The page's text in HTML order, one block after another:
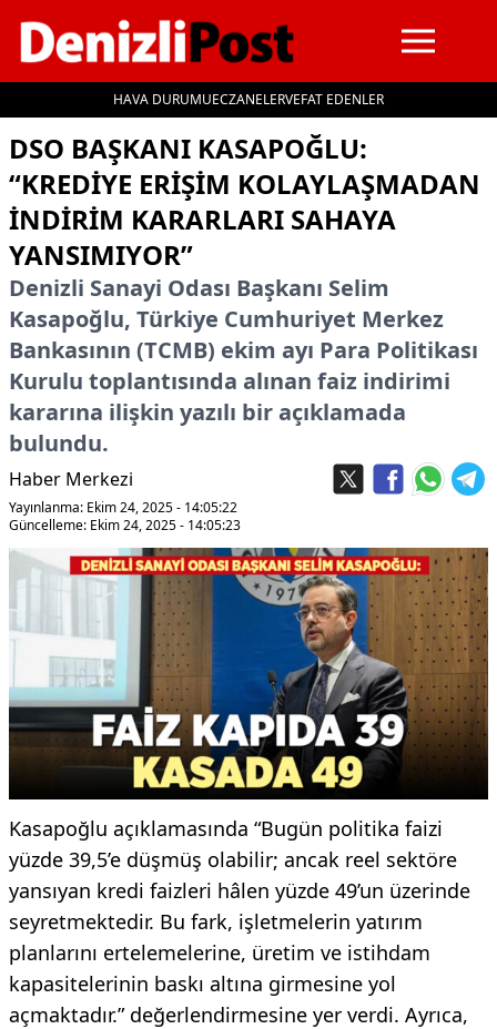
HAVA DURUMUECZANELERVEFAT EDENLER
DSO BAŞKANI KASAPOĞLU:
“KREDİYE ERİŞİM KOLAYLAŞMADAN
İNDİRİM KARARLARI SAHAYA
YANSIMIYOR”
Denizli Sanayi Odası Başkanı Selim
Kasapoğlu, Türkiye Cumhuriyet Merkez
Bankasının (TCMB) ekim ayı Para Politikası
Kurulu toplantısında alınan faiz indirimi
kararına ilişkin yazılı bir açıklamada
bulundu.
Haber Merkezi
Yayınlanma: Ekim 24, 2025 - 14:05:22
Güncelleme: Ekim 24, 2025 - 14:05:23
Kasapoğlu açıklamasında “Bugün politika faizi
yüzde 39,5’e düşmüş olabilir; ancak reel sektöre
yansıyan kredi faizleri hâlen yüzde 49’un üzerinde
seyretmektedir. Bu fark, işletmelerin yatırım
planlarını ertelemelerine, üretim ve istihdam
kapasitelerinin baskı altına girmesine yol
açmaktadır.” değerlendirmesine yer verdi. Ayrıca,